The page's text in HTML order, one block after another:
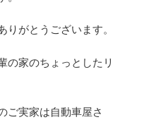
がとうございます。
の家のちょっとしたリ
ご実家は自動車屋さ